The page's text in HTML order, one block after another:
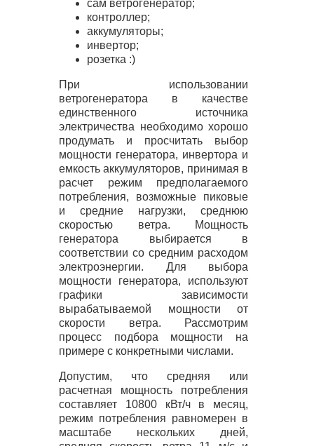
сам ветрогенератор;
контроллер;
аккумуляторы;
инвертор;
розетка :)
При использовании
ветрогенератора в качестве
единственного источника
электричества необходимо хорошо
продумать и просчитать выбор
мощности генератора, инвертора и
емкость аккумуляторов, принимая в
расчет режим предполагаемого
потребления, возможные пиковые
и средние нагрузки, среднюю
скоростью ветра. Мощность
генератора выбирается в
соответствии со средним расходом
электроэнергии. Для выбора
мощности генератора, используют
графики зависимости
вырабатываемой мощности от
скорости ветра. Рассмотрим
процесс подбора мощности на
примере с конкретными числами.
Допустим, что средняя или
расчетная мощность потребления
составляет 10800 кВт/ч в месяц,
режим потребления равномерен в
масштабе нескольких дней,